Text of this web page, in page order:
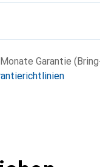
Garantie